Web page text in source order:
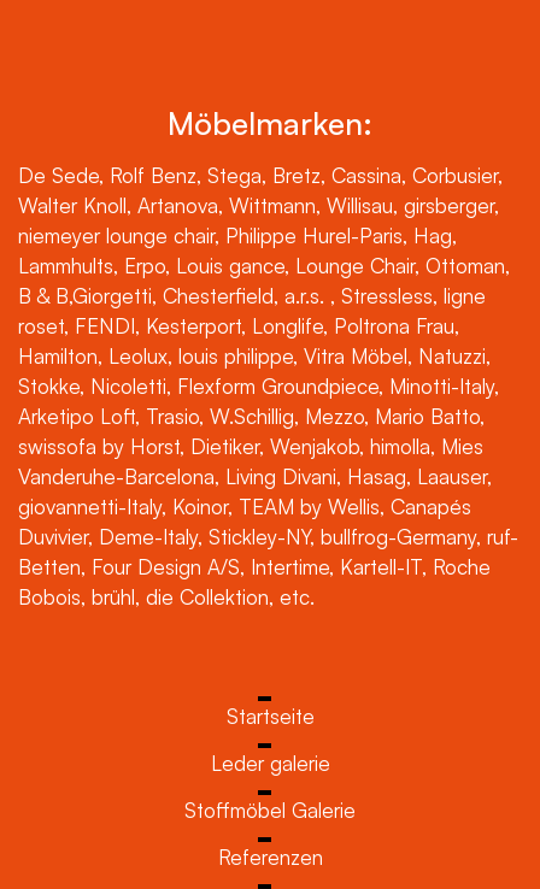
Möbelmarken:
De Sede, Rolf Benz, Stega, Bretz, Cassina, Corbusier,
Walter Knoll, Artanova, Wittmann, Willisau, girsberger,
niemeyer lounge chair, Philippe Hurel-Paris, Hag,
Lammhults, Erpo, Louis gance, Lounge Chair, Ottoman,
B & B,Giorgetti, Chesterfield, a.r.s. , Stressless, ligne
roset, FENDI, Kesterport, Longlife, Poltrona Frau,
Hamilton, Leolux, louis philippe, Vitra Möbel, Natuzzi,
Stokke, Nicoletti, Flexform Groundpiece, Minotti-Italy,
Arketipo Loft, Trasio, W.Schillig, Mezzo, Mario Batto,
swissofa by Horst, Dietiker, Wenjakob, himolla, Mies
Vanderuhe-Barcelona, Living Divani, Hasag, Laauser,
giovannetti-Italy, Koinor, TEAM by Wellis, Canapés
Duvivier, Deme-Italy, Stickley-NY, bullfrog-Germany, ruf-
Betten, Four Design A/S, Intertime, Kartell-IT, Roche
Bobois, brühl, die Collektion, etc.
Startseite
Leder galerie
Stoffmöbel Galerie
Referenzen